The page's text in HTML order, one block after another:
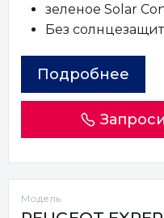
зеленое Solar
Без
Подробнее
Модель